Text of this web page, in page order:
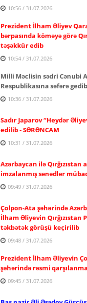
10:56 / 31.07.2026
Prezident İlham Əliyev
bərpasında köməyə görə
təşəkkür edib
10:54 / 31.07.2026
Milli Məclisin sədri Cənubi
Respublikasına səfərə gedib
10:36 / 31.07.2026
Sadır Japarov “Heydər
edilib - SƏRƏNCAM
10:31 / 31.07.2026
Azərbaycan ilə Qırğızıstan
imzalanmış sənədlər
09:49 / 31.07.2026
Çolpon-Ata şəhərində
İlham Əliyevin Qırğızıstan
təkbətək görüşü keçirilib
09:48 / 31.07.2026
Prezident İlham Əliyevin
şəhərində rəsmi
09:45 / 31.07.2026